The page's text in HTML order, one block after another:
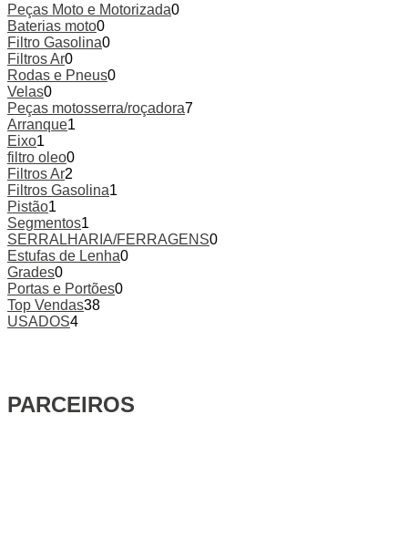
Peças Moto e Motorizada0
Baterias moto0
Filtro Gasolina0
Filtros Ar0
Rodas e Pneus0
Velas0
Peças motosserra/roçadora7
Arranque1
Eixo1
filtro oleo0
Filtros Ar2
Filtros Gasolina1
Pistão1
Segmentos1
SERRALHARIA/FERRAGENS0
Estufas de Lenha0
Grades0
Portas e Portões0
Top Vendas38
USADOS4
PARCEIROS